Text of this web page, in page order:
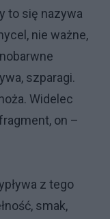
to się nazywa
nie ważne,
szparagi.
Widelec
on –
z tego
smak,